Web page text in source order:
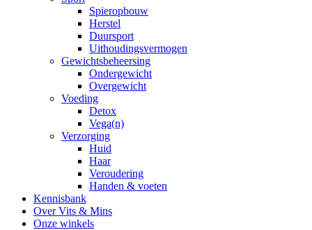
Spieropbouw
Herstel
Duursport
Uithoudingsvermogen
Gewichtsbeheersing
Ondergewicht
Overgewicht
Voeding
Detox
Vega(n)
Verzorging
Huid
Haar
Veroudering
Handen & voeten
Kennisbank
Over Vits & Mins
Onze winkels